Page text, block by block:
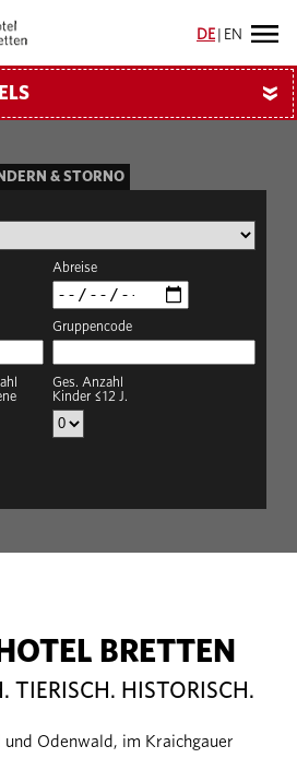
DE EN
»
& STORNO
Abreise
Gruppencode
Ges. Anzahl
Kinder ≤12 J.
BRETTEN
TIERISCH. HISTORISCH.
Odenwald, im Kraichgauer